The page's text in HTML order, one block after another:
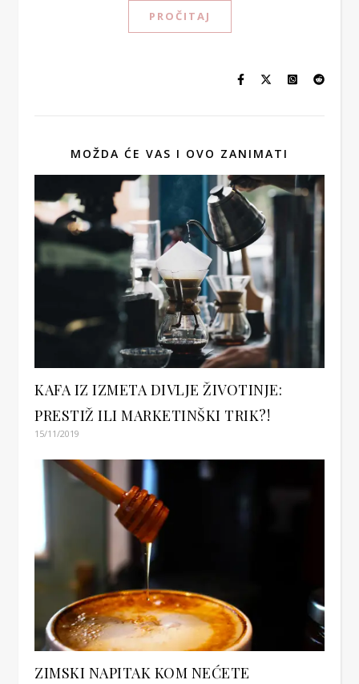
PROČITAJ
MOŽDA ĆE VAS I OVO ZANIMATI
KAFA IZ IZMETA DIVLJE ŽIVOTINJE:
PRESTIŽ ILI MARKETINŠKI TRIK?!
15/11/2019
ZIMSKI NAPITAK KOM NEĆETE